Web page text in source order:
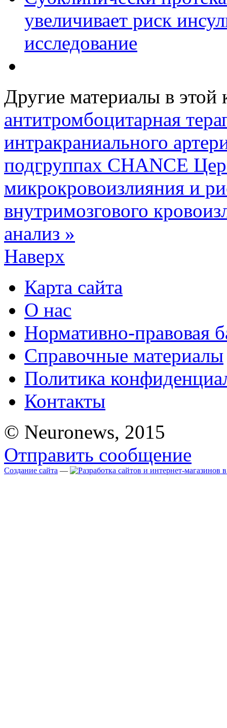
увеличивает риск
исследование
Другие материалы в этой
антитромбоцитарная
интракраниального
подгруппах CHANCE
микрокровоизлияния и
внутримозгового
анализ »
Наверх
Карта сайта
О нас
Нормативно-правовая
Справочные материалы
Политика
Контакты
© Neuronews, 2015
Отправить сообщение
Создание сайта —